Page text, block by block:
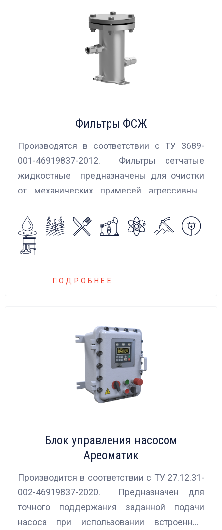
Фильтры ФСЖ
Производятся в соответствии с ТУ 3689-
001-46919837-2012. Фильтры сетчатые
жидкостные предназначены для очистки
от механических примесей агрессивных,
и суспензий. Фильтры устанавливаются
на всасывающих линиях дозировочных
насосных агрегатов и установок.
ПОДРОБНЕЕ
Блок управления насосом
Ареоматик
Производится в соответствии с ТУ 27.12.31-
002-46919837-2020. Предназначен для
точного поддержания заданной подачи
насоса при использовании встроенных